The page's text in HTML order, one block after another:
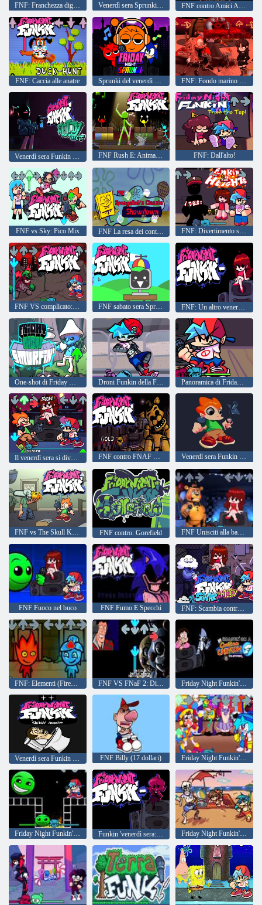
FNF: Franchezza digitale Venerdì sera Sprunki v3 FNF contro Amici Arcobaleno
FNF: Caccia alle anatre
FNF Rush E: Animazione vs. Minecraft FNF: Dall'alto!
FNF vs Sky: Pico Mix FNF La resa dei conti classica di SpongeBob FNF: Divertimento sulle alture
FNF VS complicato: Tenebris FNF sabato sera Sprunkin' FNF: Un altro venerdì sera
Droni Funkin della FNF
FNF contro FNAF Oro Venerdì sera Funkin Big Eye
FNF vs The Skull Kid: Newgrounds Rhythm Rebels FNF contro. Gorefield FNF Unisciti alla band, ma tutti la cantano
FNF Fuoco nel buco FNF Fumo E Specchi FNF: Scambia contro Whitty
FNF VS FNaF 2: Disossato
Venerdì sera Funkin Skibidi Invasion FNF Billy (17 dollari) Friday Night Funkin': Funkin in una notte digitale
Friday Night Funkin' Lobotomia Dash Funkin Funkin 'venerdì sera: meno mod Friday Night Funkin' contro Steven Skully